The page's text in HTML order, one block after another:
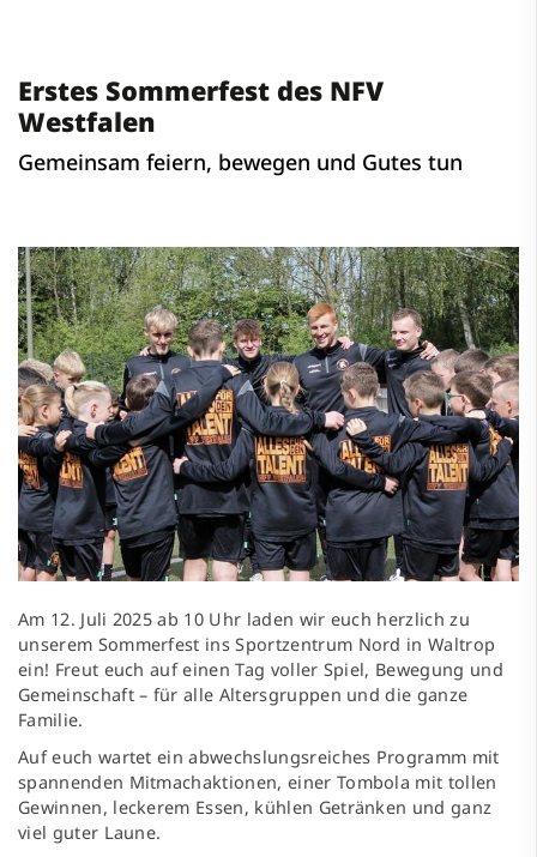
Erstes Sommerfest des NFV
Westfalen
Gemeinsam feiern, bewegen und Gutes tun
Am 12. Juli 2025 ab 10 Uhr laden wir euch herzlich zu
unserem Sommerfest ins Sportzentrum Nord in Waltrop
ein! Freut euch auf einen Tag voller Spiel, Bewegung und
Gemeinschaft – für alle Altersgruppen und die ganze
Familie.
Auf euch wartet ein abwechslungsreiches Programm mit
spannenden Mitmachaktionen, einer Tombola mit tollen
Gewinnen, leckerem Essen, kühlen Getränken und ganz
viel guter Laune.